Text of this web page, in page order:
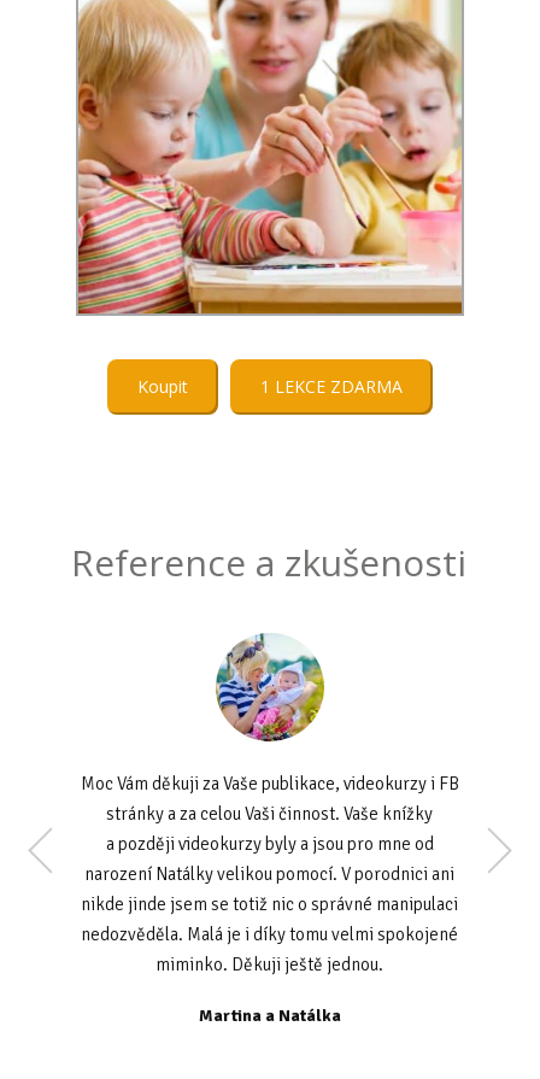
Koupit 1 LEKCE ZDARMA
Reference a zkušenosti
Moc Vám děkuji za Vaše publikace, videokurzy i FB
stránky a za celou Vaši činnost. Vaše knížky
a později videokurzy byly a jsou pro mne od
narození Natálky velikou pomocí. V porodnici ani
nikde jinde jsem se totiž nic o správné manipulaci
nedozvěděla. Malá je i díky tomu velmi spokojené
miminko. Děkuji ještě jednou.
Martina a Natálka
K. L. Olomouc